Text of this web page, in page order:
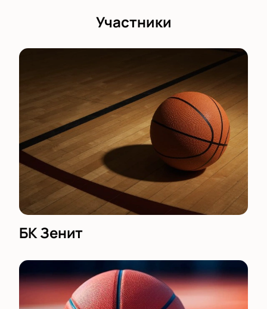
Участники
БК Зенит